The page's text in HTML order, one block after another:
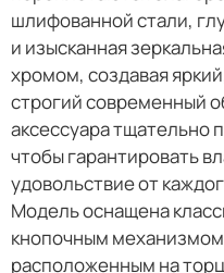
шлифованной стали,
и изысканная
хромом, создавая
строгий современный
аксессуара тщательно
чтобы гарантировать
удовольствие от
Модель оснащена
кнопочным
расположенным на